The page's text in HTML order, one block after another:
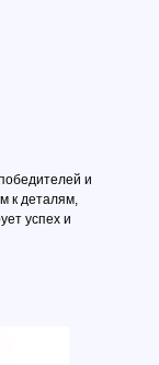
и
к деталям,
успех и